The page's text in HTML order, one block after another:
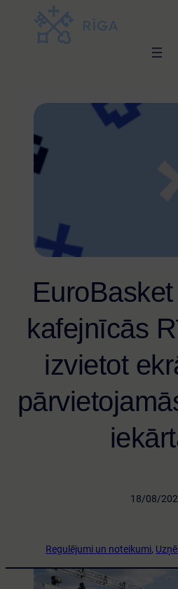
kafejnīcās
izvietot
18/08/
Regulējumi un noteikumi,